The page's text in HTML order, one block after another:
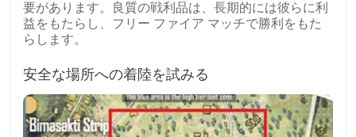
要があります。良質の戦利品は、長期的には彼らに利
益をもたらし、フリー ファイア マッチで勝利をもた
らします。
安全な場所への着陸を試みる